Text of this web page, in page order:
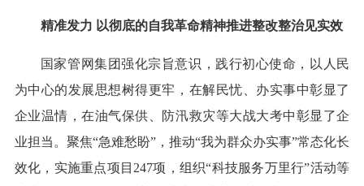
精准发力 以彻底的自我革命精神推进整改整治见实效
国家管网集团强化宗旨意识，践行初心使命，以人民
为中心的发展思想树得更牢，在解民忧、办实事中彰显了
企业温情，在油气保供、防汛救灾等大战大考中彰显了企
业担当。聚焦“急难愁盼”，推动“我为群众办实事”常态化长
效化，实施重点项目247项，组织“科技服务万里行”活动等